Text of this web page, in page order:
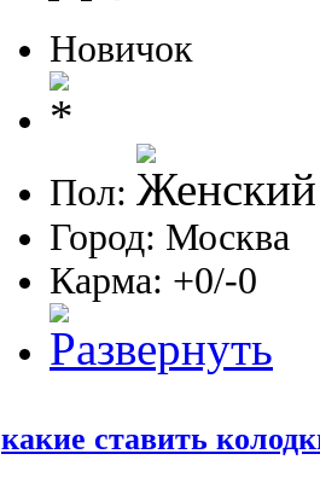
Новичок
Пол:
Город: Москва
Карма: +0/-0
какие ставить